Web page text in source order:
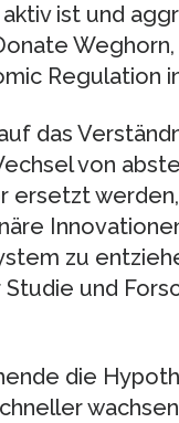
ist und
Regulation
das
von
ersetzt
zu
und
die